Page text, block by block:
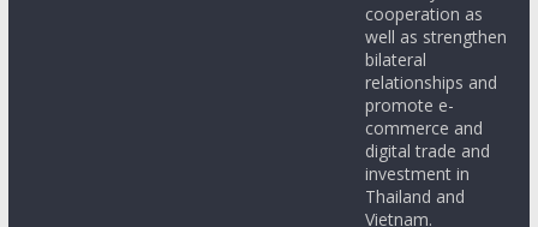
promote e-
commerce and
digital trade and
investment in
Thailand and
Vietnam.